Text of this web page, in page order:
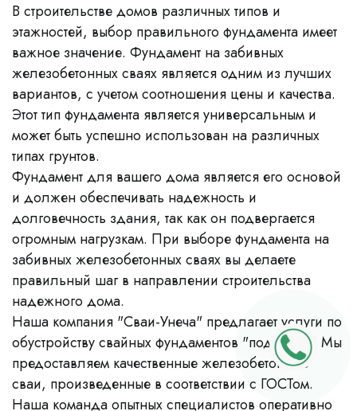
В строительстве домов различных типов и
этажностей, выбор правильного фундамента имеет
важное значение. Фундамент на забивных
железобетонных сваях является одним из лучших
вариантов, с учетом соотношения цены и качества.
Этот тип фундамента является универсальным и
может быть успешно использован на различных
типах грунтов.
Фундамент для вашего дома является его основой
и должен обеспечивать надежность и
долговечность здания, так как он подвергается
огромным нагрузкам. При выборе фундамента на
забивных железобетонных сваях вы делаете
правильный шаг в направлении строительства
надежного дома.
Наша компания "Сваи-Унеча" предлагает услуги по
обустройству свайных фундаментов "под ключ". Мы
предоставляем качественные железобетонные
сваи, произведенные в соответствии с ГОСТом.
Наша команда опытных специалистов оперативно